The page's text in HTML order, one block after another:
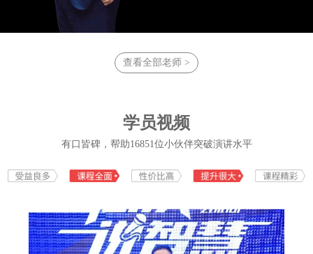
查看全部老师 >
学员视频
有口皆碑，帮助16851位小伙伴突破演讲水平